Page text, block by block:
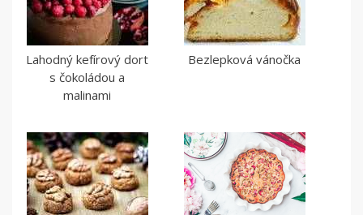
Lahodný kefírový dort
s čokoládou a
malinami
Bezlepková vánočka